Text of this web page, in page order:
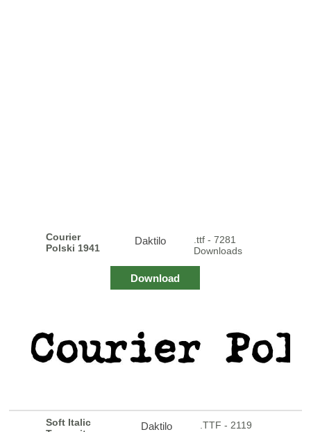
Courier
Polski 1941
Daktilo
.ttf - 7281
Downloads
Download
Soft Italic
Daktilo
.TTF - 2119